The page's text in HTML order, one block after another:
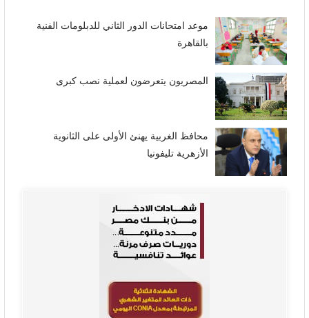
موعد امتحانات الدور الثاني للدبلومات الفنية
بالقاهرة
المصريون يتعرضون لعملية نصب كبرى
محافظ الغربية يهنئ الأولى على الثانوية
الأزهرية تليفونيا